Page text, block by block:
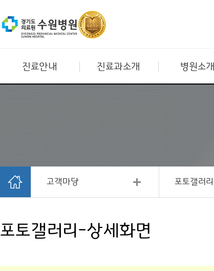
진료안내 진료과소개 병원소개
고객마당 포토갤러리
포토갤러리-상세화면